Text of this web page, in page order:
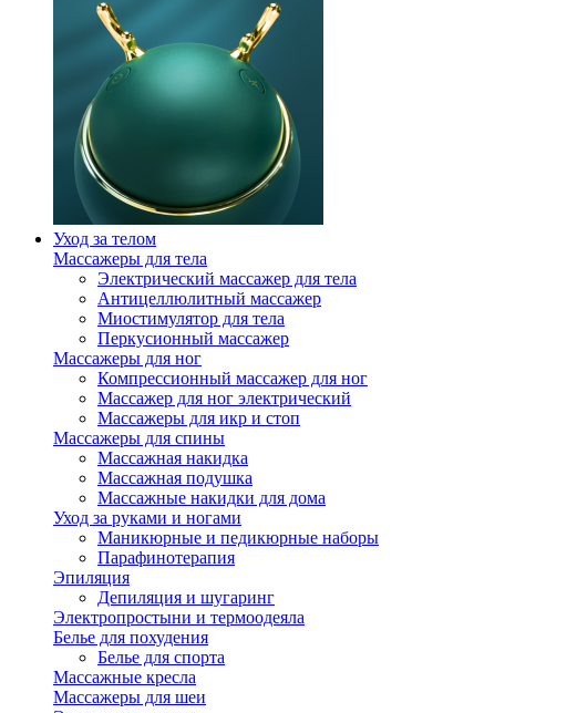
Уход за телом
Массажеры для тела
Электрический массажер для тела
Антицеллюлитный массажер
Миостимулятор для тела
Перкусионный массажер
Массажеры для ног
Компрессионный массажер для ног
Массажер для ног электрический
Массажеры для икр и стоп
Массажеры для спины
Массажная накидка
Массажная подушка
Массажные накидки для дома
Уход за руками и ногами
Маникюрные и педикюрные наборы
Парафинотерапия
Эпиляция
Депиляция и шугаринг
Электропростыни и термоодеяла
Белье для похудения
Белье для спорта
Массажные кресла
Массажеры для шеи